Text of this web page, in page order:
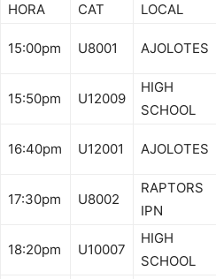
HORA
CAT LOCAL
15:00pm U8001 AJOLOTES
15:50pm U12009
HIGH
SCHOOL
16:40pm U12001 AJOLOTES
17:30pm U8002
RAPTORS
IPN
18:20pm U10007
HIGH
SCHOOL